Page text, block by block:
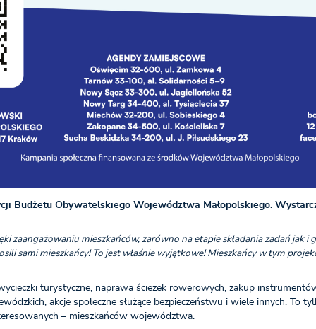
Budżetu Obywatelskiego Województwa Małopolskiego.
zaangażowaniu mieszkańców, zarówno na etapie składania zadań jak
sami mieszkańcy! To jest właśnie wyjątkowe! Mieszkańcy w tym
turystyczne, naprawa ścieżek rowerowych, zakup
akcje społeczne służące bezpieczeństwu i wiele innych. To
– mieszkańców województwa.